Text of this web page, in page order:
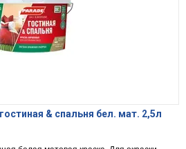
& спальня бел. мат. 2,5л